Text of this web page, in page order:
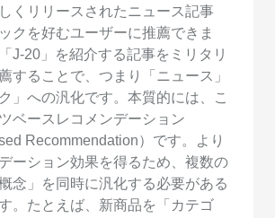
くリリースされたニュース記事
クを好むユーザーに推薦できま
J-20」を紹介する記事をミリタリ
することで、つまり「ニュース」
」への汎化です。本質的には、こ
ベースレコメンデーション
Recommendation）です。より
ーション効果を得るため、複数の
念」を同時に汎化する必要がある
。たとえば、新商品を「カテゴ